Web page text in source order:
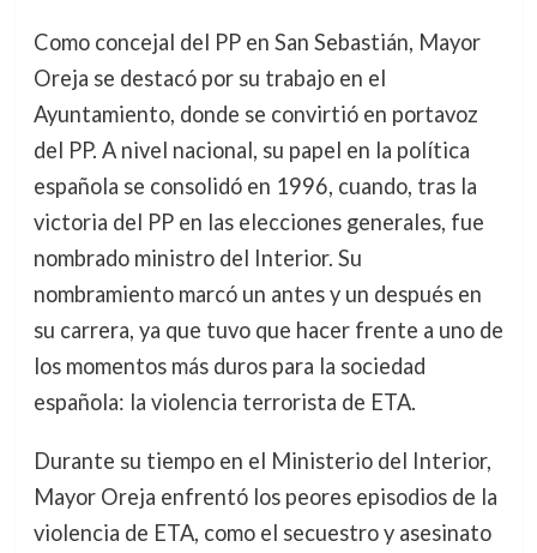
Como concejal del PP en San Sebastián, Mayor
Oreja se destacó por su trabajo en el
Ayuntamiento, donde se convirtió en portavoz
del PP. A nivel nacional, su papel en la política
española se consolidó en 1996, cuando, tras la
victoria del PP en las elecciones generales, fue
nombrado ministro del Interior. Su
nombramiento marcó un antes y un después en
su carrera, ya que tuvo que hacer frente a uno de
los momentos más duros para la sociedad
española: la violencia terrorista de ETA.
Durante su tiempo en el Ministerio del Interior,
Mayor Oreja enfrentó los peores episodios de la
violencia de ETA, como el secuestro y asesinato